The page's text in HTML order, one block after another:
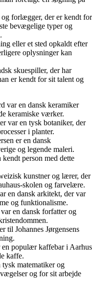
forlægger, der er kendt for
bevægelige typer og
eller et sted opkaldt efter
oplysninger kan
skuespiller, der har
er kendt for sit talent og
var en dansk keramiker
keramiske værker.
var en tysk botaniker, der
i planter.
er en dansk
og legende maleri.
person med dette
kunstner og lærer, der
skolen og farvelære.
en dansk arkitekt, der var
og funktionalisme.
var en dansk forfatter og
til Johannes Jørgensens
en populær kaffebar i Aarhus
kaffe.
tysk matematiker og
og for sit arbejde